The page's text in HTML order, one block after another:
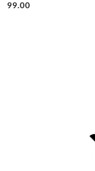
Cena:
Cena:
99.00